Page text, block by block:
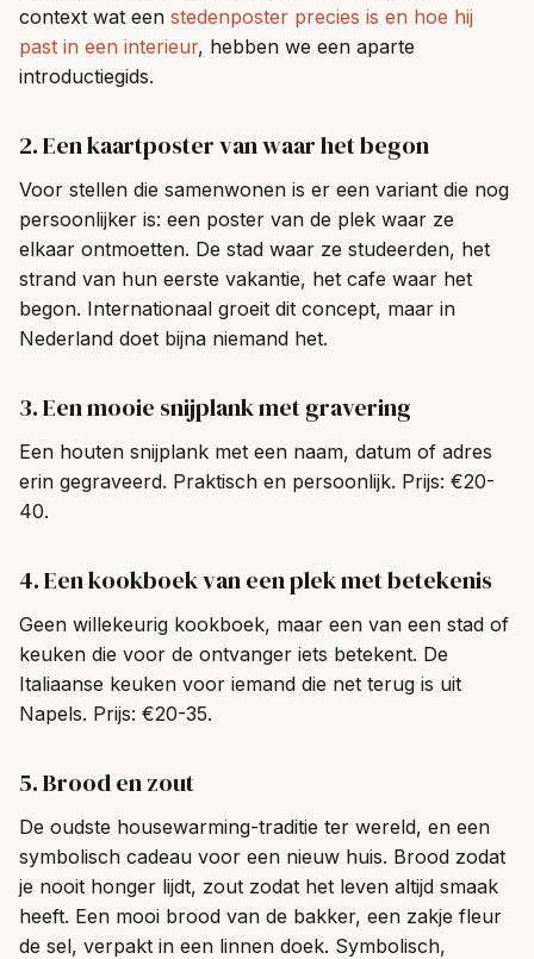
context wat een stedenposter precies is en hoe hij
past in een interieur, hebben we een aparte
introductiegids.
2. Een kaartposter van waar het begon
Voor stellen die samenwonen is er een variant die nog
persoonlijker is: een poster van de plek waar ze
elkaar ontmoetten. De stad waar ze studeerden, het
strand van hun eerste vakantie, het cafe waar het
begon. Internationaal groeit dit concept, maar in
Nederland doet bijna niemand het.
3. Een mooie snijplank met gravering
Een houten snijplank met een naam, datum of adres
erin gegraveerd. Praktisch en persoonlijk. Prijs: €20-
40.
4. Een kookboek van een plek met betekenis
Geen willekeurig kookboek, maar een van een stad of
keuken die voor de ontvanger iets betekent. De
Italiaanse keuken voor iemand die net terug is uit
Napels. Prijs: €20-35.
5. Brood en zout
De oudste housewarming-traditie ter wereld, en een
symbolisch cadeau voor een nieuw huis. Brood zodat
je nooit honger lijdt, zout zodat het leven altijd smaak
heeft. Een mooi brood van de bakker, een zakje fleur
de sel, verpakt in een linnen doek. Symbolisch,